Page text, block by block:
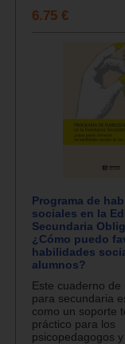
6.75 €
Programa de
sociales en la
Secundaria
¿Cómo puedo
habilidades
alumnos?
Este cuaderno de
para secundaria
como un soporte
práctico para los
psicopedagogos